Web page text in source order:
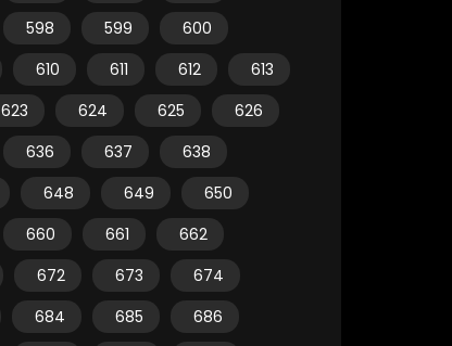
598 599
600
610 611 612
613
623 624 625
626
636 637
638
648 649
650
660 661
662
672 673
674
684 685
686